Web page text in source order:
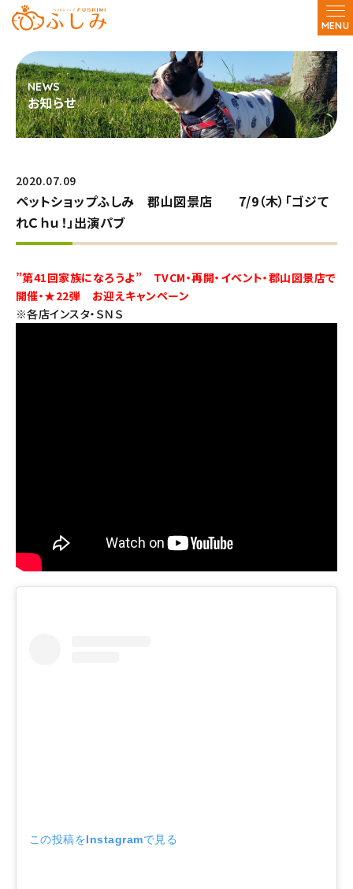
MENU
お知らせ
2020.07.09
ペットショップふしみ 郡山図景店 7/9（木）「ゴジて
れＣｈｕ！」出演パブ
”第41回家族になろうよ” TVCM・再開・イベント・郡山図景店で
開催・★22弾 お迎えキャンペーン
※各店インスタ・ＳＮＳ
この投稿をInstagramで見る